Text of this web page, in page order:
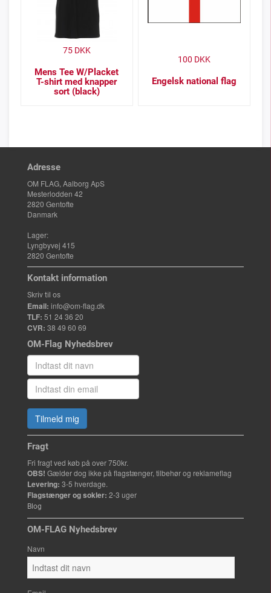
Mens Tee W/Placket
T-shirt med knapper
sort (black)
75DKK
Engelsk national flag
100 DKK
Adresse
OM FLAG, Aalborg ApS
Mesterlodden 42
2820 Gentofte
Danmark
Lager:
Lyngbyvej 415
2820 Gentofte
Kontakt information
Skriv til os
Email: info@om-flag.dk
TLF: 51 24 36 20
CVR: 38 49 60 69
OM-Flag Nyhedsbrev
Tilmeld mig
Fragt
Fri fragt ved køb på over 750kr.
OBS! Gælder dog ikke på flagstænger, tilbehør og reklameflag
Levering: 3-5 hverdage.
Flagstænger og sokler: 2-3 uger
Blog
OM-FLAG Nyhedsbrev
Navn